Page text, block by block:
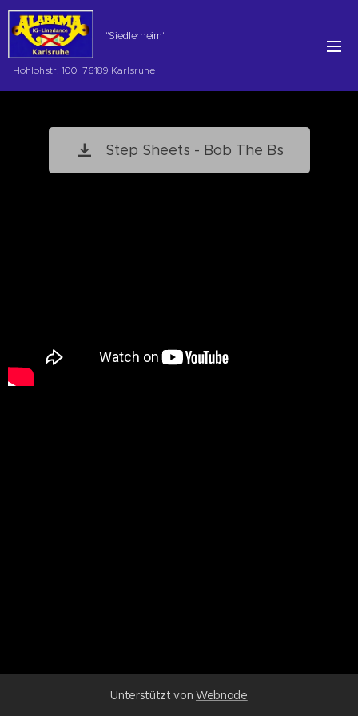
"Siedlerheim"
Hohlohstr. 100 76189 Karlsruhe
Step Sheets - Bob The Bs
Unterstützt vonWebnode